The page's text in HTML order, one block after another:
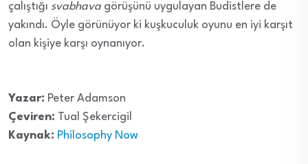
çalıştığı svabhava görüşünü uygulayan Budistlere de
yakındı. Öyle görünüyor ki kuşkuculuk oyunu en iyi karşıt
olan kişiye karşı oynanıyor.
Yazar: Peter Adamson
Çeviren: Tual Şekercigil
Kaynak: Philosophy Now